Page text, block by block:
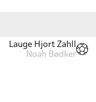
Lauge Hjort Zahll
Noah Bødker